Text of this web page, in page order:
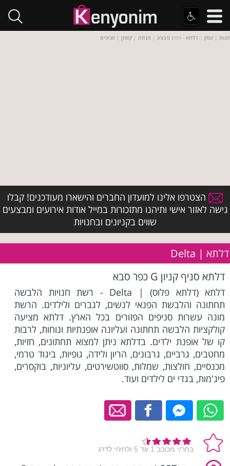
חנות | עסק :: דלתא - חפש מבצע | הנחה | קופון | סניפים
הצטרפו אלינו למועדון החברים והישארו מעודכנים! קבלו
גישה לאזור אישי ותיהנו מתזכורות במייל אודות אירועים ומבצעים
שווים בקניונים ובחנויות
דלתא | Delta
דלתא סניף קניון G כפר סבא
דלתא (דלתא פלוס) | Delta - רשת חנויות הלבשה
תחתונה והלבשת הפנאי לנשים, לגברים ולילדים. הרשת
מונה עשרות סניפים הפזורים בכל הארץ. דלתא מציעה
קולקציות הלבשה תחתונה ועליונה אופנתיות ונוחות, לרבות
קו של אופנת ילדים. בדלתא ניתן למצוא תחתונים, חזיות,
מחטבים, גרביים, גרבונים, הריון ולידה, גופיות, ביגוד טרמי,
מכנסיים, חולצות, שמלות, סווטשירטים, עליוניות, בוקסרים,
פיג'מות, בגדי ים לילדים ועוד.